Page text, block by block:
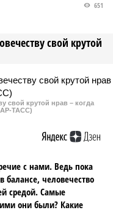
свой крутой
651
свой крутой нрав – когда
АР-ТАСС)
с нами. Ведь пока
балансе, человечество
средой. Самые
они были? Какие